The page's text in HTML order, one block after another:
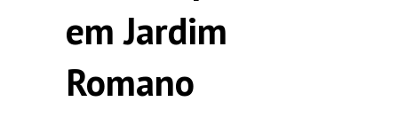
em Jardim
Romano